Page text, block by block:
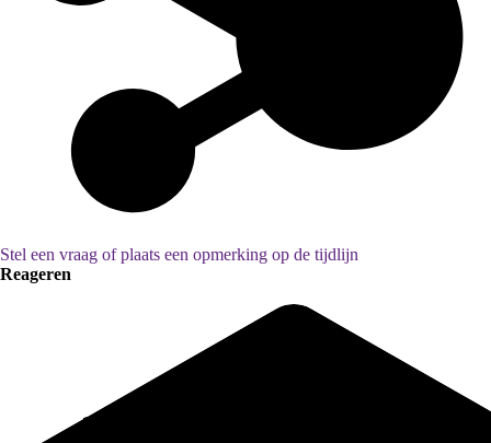
Stel een vraag of plaats een opmerking op de tijdlijn
Reageren